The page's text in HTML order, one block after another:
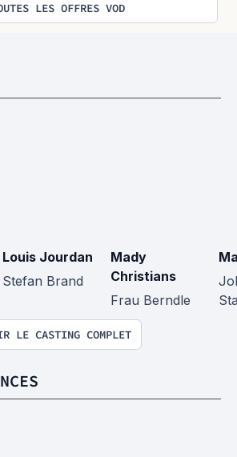
LES OFFRES VOD
Louis Jourdan
Stefan Brand
Mady
Christians
Frau Berndle
LE CASTING COMPLET